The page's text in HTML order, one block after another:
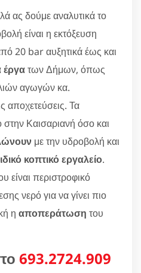
ας δούμε αναλυτικά το
είναι η εκτόξευση
20 bar αυξητικά έως και
έργατων Δήμων, όπως
αγωγών κα.
αποχετεύσεις. Τα
στην Καισαριανή όσο και
με την υδροβολή και
κοπτικό εργαλείο.
είναι περιστροφικό
νερό για να γίνει πιο
η αποπεράτωση του
693.2724.909